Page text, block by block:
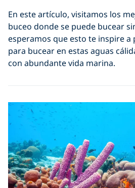
En este artículo, visitamos los
buceo donde se puede bucear
esperamos que esto te inspire a
para bucear en estas aguas
con abundante vida marina.